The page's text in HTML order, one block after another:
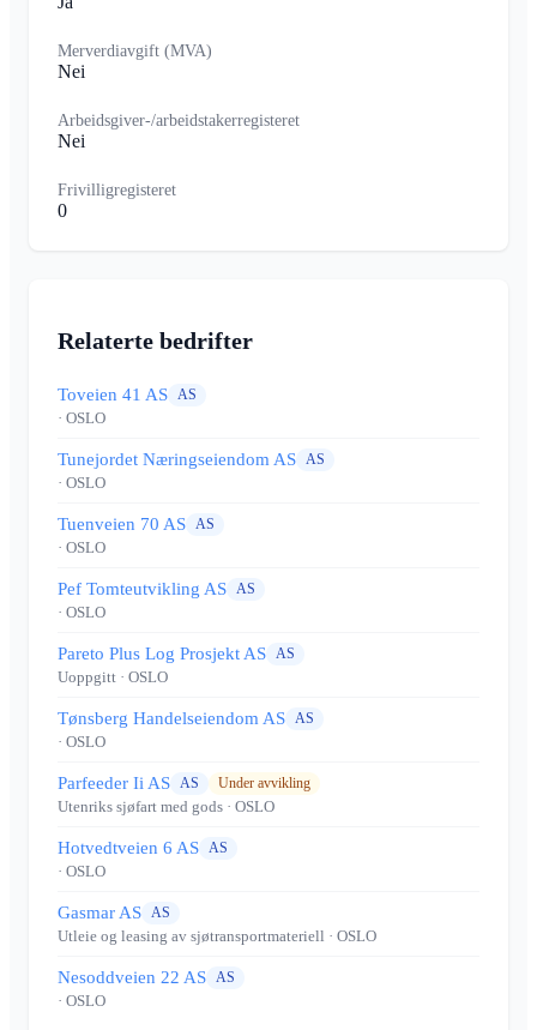
Merverdiavgift (MVA)
Nei
Arbeidsgiver-/arbeidstakerregisteret
Nei
Frivilligregisteret
0
Relaterte bedrifter
Toveien 41 AS AS
· OSLO
Tunejordet Næringseiendom AS AS
· OSLO
Tuenveien 70 AS AS
· OSLO
Pef Tomteutvikling AS AS
· OSLO
Pareto Plus Log Prosjekt AS AS
Uoppgitt · OSLO
Tønsberg Handelseiendom AS AS
· OSLO
Parfeeder Ii AS AS Under avvikling
Utenriks sjøfart med gods · OSLO
Hotvedtveien 6 AS AS
· OSLO
Gasmar AS AS
Utleie og leasing av sjøtransportmateriell · OSLO
Nesoddveien 22 AS AS
· OSLO